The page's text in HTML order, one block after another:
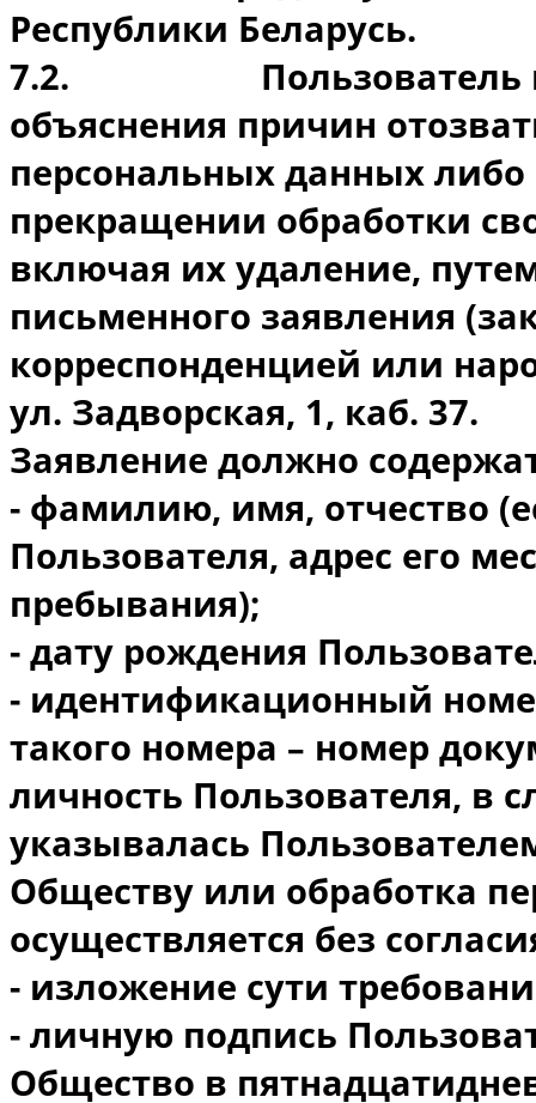
Республики Беларусь.
7.2.
объяснения причин
персональных данных либо
прекращении обработки
включая их удаление,
письменного заявления
корреспонденцией или
ул. Задворская, 1, каб. 37.
Заявление должно
- фамилию, имя, отчество
Пользователя, адрес его
пребывания);
- дату рождения
- идентификационный
такого номера – номер
личность Пользователя, в
указывалась
Обществу или обработка
осуществляется без
- изложение сути
- личную подпись
Общество в